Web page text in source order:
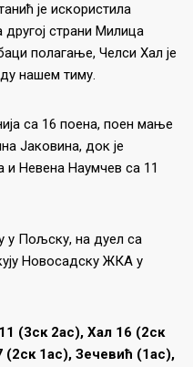
је искористила
страни Милица
полагање, Челси Хал је
нашем тиму.
са 16 поена, поен мање
Јаковина, док је
Невена Наумчев са 11
у Пољску, на дуел са
Новосадску ЖКА у
(3ск 2ас), Хал 16 (2ск
(2ск 1ас), Зечевић (1ас),